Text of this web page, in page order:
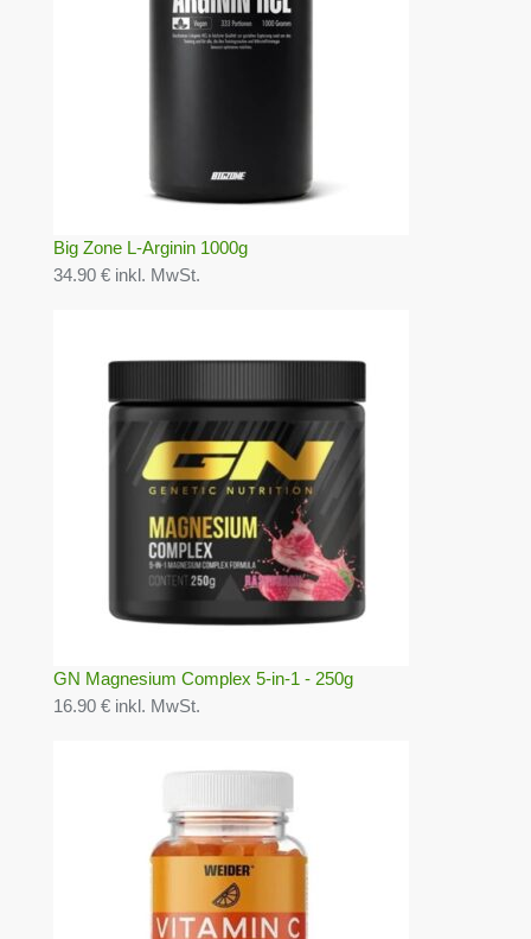
Big Zone L-Arginin 1000g
34.90 € inkl. MwSt.
GN Magnesium Complex 5-in-1 - 250g
16.90 € inkl. MwSt.